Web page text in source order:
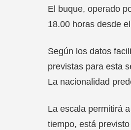
El buque, operado
18.00 horas desde
Según los datos
previstas para esta
La nacionalidad
La escala permitirá
tiempo, está